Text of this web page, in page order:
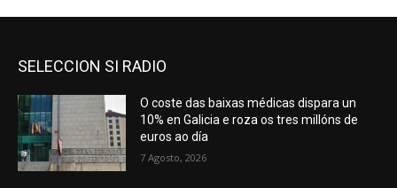
SELECCION SI RADIO
O coste das baixas médicas dispara un
10% en Galicia e roza os tres millóns de
euros ao día
7 Agosto, 2026